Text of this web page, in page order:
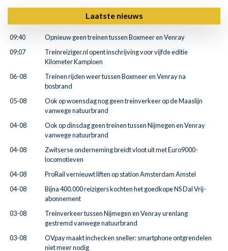
Laatste nieuws
09:40
Opnieuw geen treinen tussen Boxmeer en Venray
09:07
Treinreiziger.nl opent inschrijving voor vijfde editie
Kilometer Kampioen
06-08
Treinen rijden weer tussen Boxmeer en Venray na
bosbrand
05-08
Ook op woensdag nog geen treinverkeer op de Maaslijn
vanwege natuurbrand
04-08
Ook op dinsdag geen treinen tussen Nijmegen en Venray
vanwege natuurbrand
04-08
Zwitserse onderneming breidt vloot uit met Euro9000-
locomotieven
04-08
ProRail vernieuwt liften op station Amsterdam Amstel
04-08
Bijna 400.000 reizigers kochten het goedkope NS Dal Vrij-
abonnement
03-08
Treinverkeer tussen Nijmegen en Venray urenlang
gestremd vanwege natuurbrand
03-08
OVpay maakt inchecken sneller: smartphone ontgrendelen
niet meer nodig